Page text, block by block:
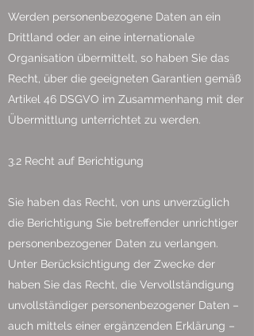
Werden personenbezogene Daten an ein
Drittland oder an eine internationale
Organisation übermittelt, so haben Sie das
Recht, über die geeigneten Garantien gemäß
Artikel 46 DSGVO im Zusammenhang mit der
Übermittlung unterrichtet zu werden.
3.2 Recht auf Berichtigung
Sie haben das Recht, von uns unverzüglich
die Berichtigung Sie betreffender unrichtiger
personenbezogener Daten zu verlangen.
Unter Berücksichtigung der Zwecke der
haben Sie das Recht, die Vervollständigung
unvollständiger personenbezogener Daten –
auch mittels einer ergänzenden Erklärung –